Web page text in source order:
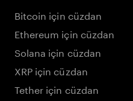
Bitcoin için cüzdan
Ethereum için cüzdan
Solana için cüzdan
XRP için cüzdan
Tether için cüzdan